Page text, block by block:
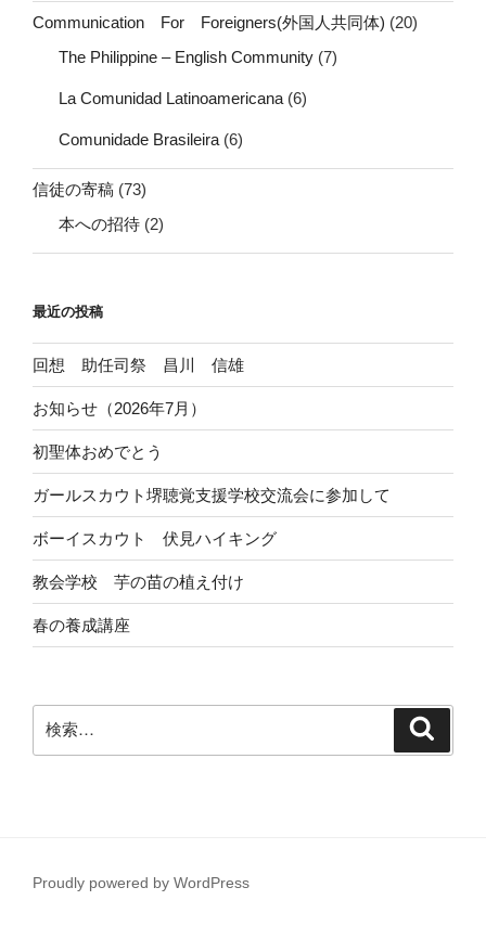
Communication For Foreigners(外国人共同体) (20)
The Philippine – English Community (7)
La Comunidad Latinoamericana (6)
Comunidade Brasileira (6)
信徒の寄稿 (73)
本への招待 (2)
最近の投稿
回想 助任司祭 昌川 信雄
お知らせ（2026年7月）
初聖体おめでとう
ガールスカウト堺聴覚支援学校交流会に参加して
ボーイスカウト 伏見ハイキング
教会学校 芋の苗の植え付け
春の養成講座
索:
Proudly powered by WordPress